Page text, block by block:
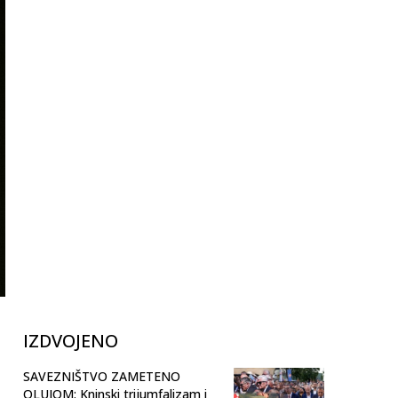
IZDVOJENO
SAVEZNIŠTVO ZAMETENO
OLUJOM: Kninski trijumfalizam i